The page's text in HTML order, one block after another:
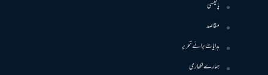
پالیسی
مقاصد
ہدایات برائے تحریر
ہمارے لکھاری